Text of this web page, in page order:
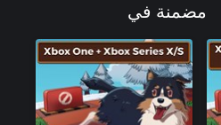
مضمنة في